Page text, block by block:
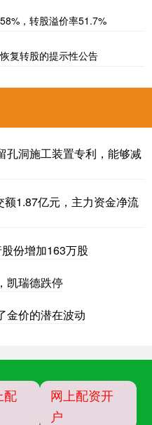
，转股溢价率51.7%
复转股的提示性公告
孔洞施工装置专利，能够减
1.87亿元，主力资金净流
份增加163万股
凯瑞德跌停
金价的潜在波动
配
网上配资开
户